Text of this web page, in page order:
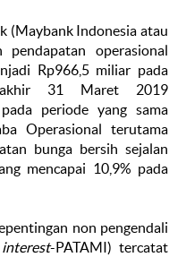
(Maybank Indonesia atau
operasional
Rp966,5 miliar pada
31 Maret 2019
periode yang sama
Operasional terutama
bunga bersih sejalan
mencapai 10,9% pada
non pengendali
-PATAMI) tercatat